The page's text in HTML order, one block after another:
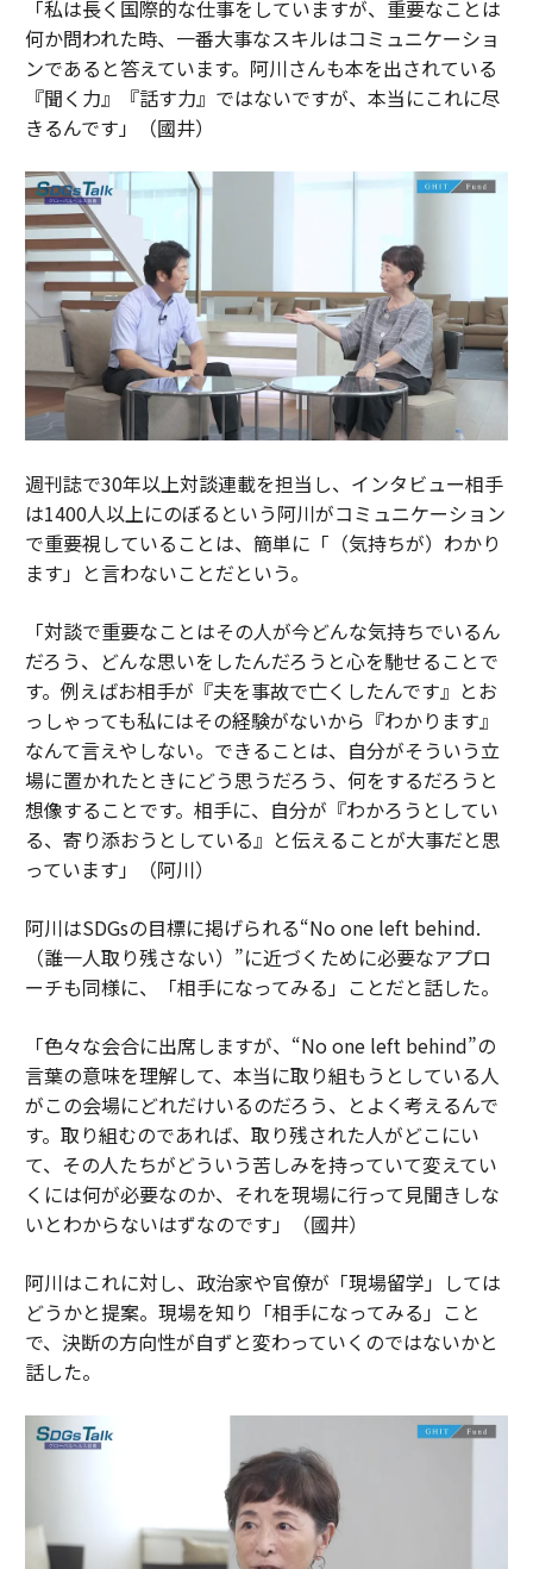
「私は長く国際的な仕事をしていますが、重要なことは
何か問われた時、一番大事なスキルはコミュニケーショ
ンであると答えています。阿川さんも本を出されている
『聞く力』『話す力』ではないですが、本当にこれに尽
きるんです」（國井）
週刊誌で30年以上対談連載を担当し、インタビュー相手
は1400人以上にのぼるという阿川がコミュニケーション
で重要視していることは、簡単に「（気持ちが）わかり
ます」と言わないことだという。
「対談で重要なことはその人が今どんな気持ちでいるん
だろう、どんな思いをしたんだろうと心を馳せることで
す。例えばお相手が『夫を事故で亡くしたんです』とお
っしゃっても私にはその経験がないから『わかります』
なんて言えやしない。できることは、自分がそういう立
場に置かれたときにどう思うだろう、何をするだろうと
想像することです。相手に、自分が『わかろうとしてい
る、寄り添おうとしている』と伝えることが大事だと思
っています」（阿川）
阿川はSDGsの目標に掲げられる“No one left behind.
（誰一人取り残さない）”に近づくために必要なアプロ
ーチも同様に、「相手になってみる」ことだと話した。
「色々な会合に出席しますが、“No one left behind”の
言葉の意味を理解して、本当に取り組もうとしている人
がこの会場にどれだけいるのだろう、とよく考えるんで
す。取り組むのであれば、取り残された人がどこにい
て、その人たちがどういう苦しみを持っていて変えてい
くには何が必要なのか、それを現場に行って見聞きしな
いとわからないはずなのです」（國井）
阿川はこれに対し、政治家や官僚が「現場留学」しては
どうかと提案。現場を知り「相手になってみる」こと
で、決断の方向性が自ずと変わっていくのではないかと
話した。